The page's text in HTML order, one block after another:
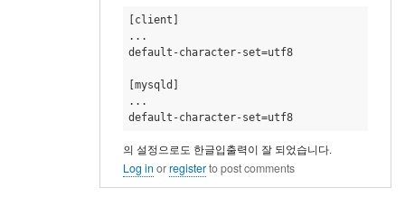
[client]
...
default-character-set=utf8
[mysqld]
...
default-character-set=utf8
의 설정으로도 한글입출력이 잘 되었습니다.
Log in orregisterto post comments